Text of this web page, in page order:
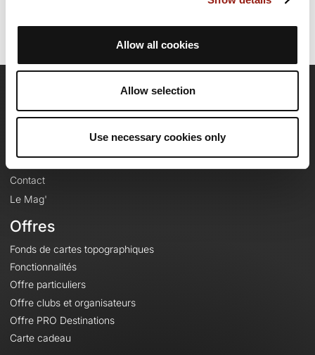
Allow all cookies
Allow selection
Use necessary cookies only
Contact
Le Mag'
Offres
Fonds de cartes topographiques
Fonctionnalités
Offre particuliers
Offre clubs et organisateurs
Offre PRO Destinations
Carte cadeau